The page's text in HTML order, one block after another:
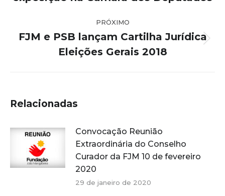
PRÓXIMO
post:
FJM e PSB lançam Cartilha Jurídica
Eleições Gerais 2018
Relacionadas
Convocação Reunião
Extraordinária do Conselho
Curador da FJM 10 de fevereiro
2020
29 de janeiro de 2020